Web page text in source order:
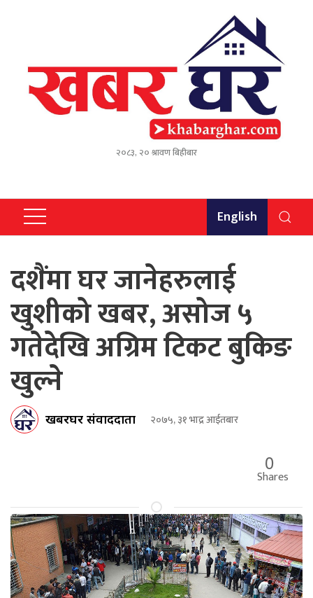
२०८३, २० श्रावण बिहीबार
English
दशैंमा घर जानेहरुलाई
खुशीको खबर, असोज ५
गतेदेखि अग्रिम टिकट बुकिङ
खुल्ने
खबरघर संवाददाता २०७५, ३१ भाद्र आईतबार
0
Shares